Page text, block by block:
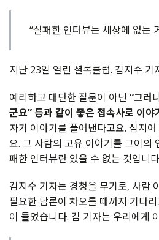
“실패한 인터뷰는 세상에 없는
지난 23일 열린 셜록클럽. 김지수 기
예리하고 대단한 질문이 아닌 “그러
군요” 등과 같이 좋은 접속사로 이야
자기 이야기를 풀어낸다고요. 심지
요. 그 사람의 고유 이야기를 그이의
패한 인터뷰란 있을 수 없는 것입니
김지수 기자는 경청을 무기로, 사람
필요한 담론이 차오를 때까지 기다
이 들었습니다. 김 기자는 우리에게